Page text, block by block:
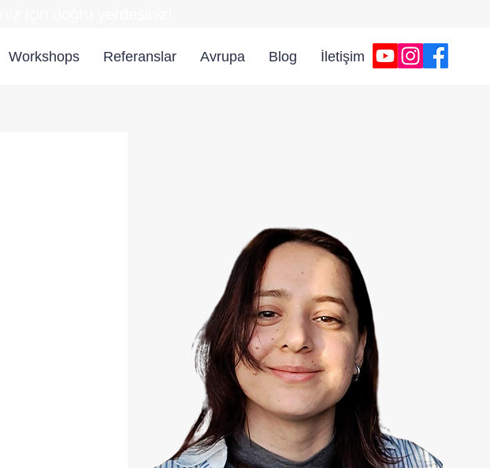
Workshops Referanslar Avrupa Blog İletişim